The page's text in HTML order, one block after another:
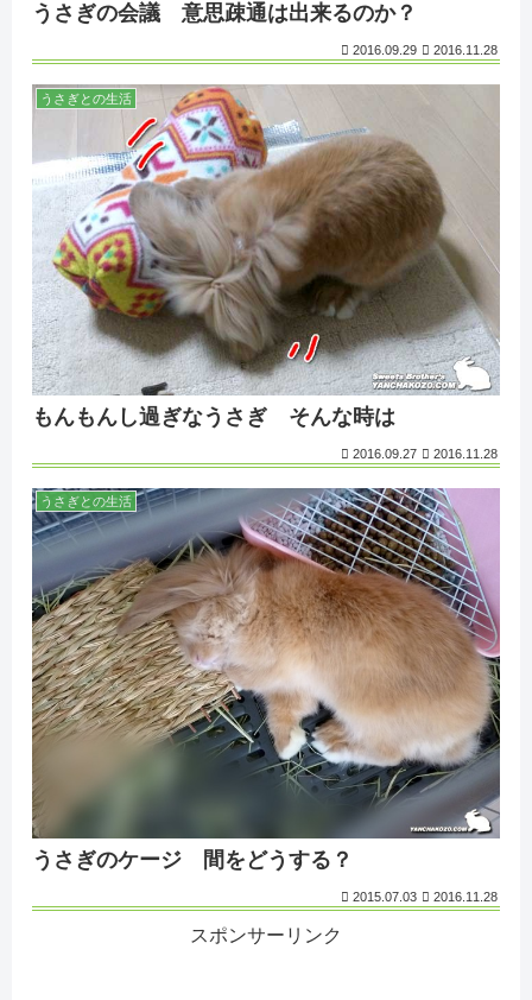
うさぎの会議 意思疎通は出来るのか？
2016.09.29 2016.11.28
うさぎとの生活
もんもんし過ぎなうさぎ そんな時は
2016.09.27 2016.11.28
うさぎとの生活
うさぎのケージ 間をどうする？
2015.07.03 2016.11.28
スポンサーリンク